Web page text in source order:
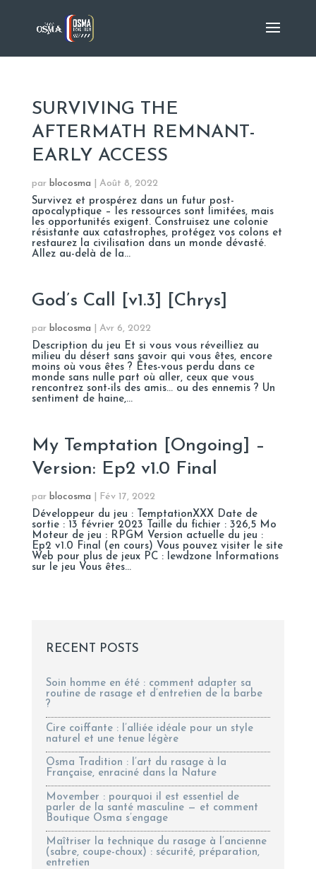
SURVIVING THE
AFTERMATH REMNANT-
EARLY ACCESS
par blocosma
Août 8, 2022
Survivez et prospérez dans un futur post-
apocalyptique – les ressources sont limitées, mais
les opportunités exigent. Construisez une colonie
résistante aux catastrophes, protégez vos colons et
restaurez la civilisation dans un monde dévasté.
Allez au-delà de la...
God’s Call [v1.3] [Chrys]
par blocosma
Avr 6, 2022
Description du jeu Et si vous vous réveilliez au
milieu du désert sans savoir qui vous êtes, encore
moins où vous êtes ? Êtes-vous perdu dans ce
monde sans nulle part où aller, ceux que vous
rencontrez sont-ils des amis… ou des ennemis ? Un
sentiment de haine,...
My Temptation [Ongoing] –
Version: Ep2 v1.0 Final
par blocosma
Fév 17, 2022
Développeur du jeu : TemptationXXX Date de
sortie : 13 février 2023 Taille du fichier : 326,5 Mo
Moteur de jeu : RPGM Version actuelle du jeu :
Ep2 v1.0 Final (en cours) Vous pouvez visiter le site
Web pour plus de jeux PC : lewdzone Informations
sur le jeu Vous êtes...
RECENT POSTS
Soin homme en été : comment adapter sa
routine de rasage et d’entretien de la barbe
?
Cire coiffante : l’alliée idéale pour un style
naturel et une tenue légère
Osma Tradition : l’art du rasage à la
Française, enraciné dans la Nature
Movember : pourquoi il est essentiel de
parler de la santé masculine — et comment
Boutique Osma s’engage
Maîtriser la technique du rasage à l’ancienne
(sabre, coupe-choux) : sécurité, préparation,
entretien